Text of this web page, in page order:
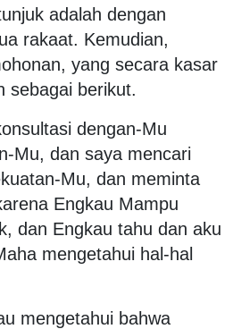
adalah dengan
rakaat. Kemudian,
yang secara kasar
sebagai berikut.
dengan-Mu
Mu, dan saya mencari
Mu, dan meminta
Engkau Mampu
dan Engkau tahu dan aku
mengetahui hal-hal
mengetahui bahwa